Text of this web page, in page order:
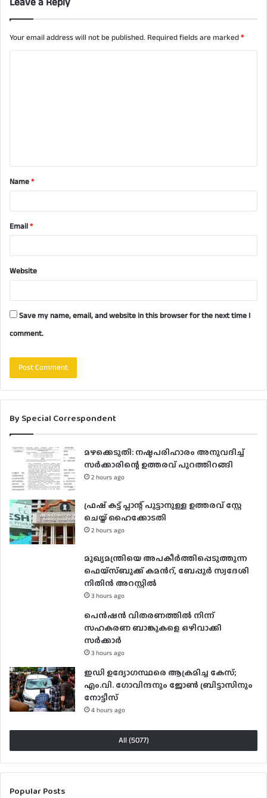
Your email address will not be published. Required fields are marked*
t
*Name*
Email*
Website
Save my name, email, and website in this browser for the next time I
comment.
By Special Correspondent
മഴക്കെടുതി: നഷ്ടപരിഹാരം അനുവദിച്ച്
സർക്കാരിന്റെ ഉത്തരവ് പുറത്തിറങ്ങി
2 hours ago
ഫ്രഷ് കട്ട് പ്ലാന്റ് പൂട്ടാനുള്ള ഉത്തരവ് സ്റ്റേ
ചെയ്ത് ഹൈക്കോടതി
2 hours ago
മുഖ്യമന്ത്രിയെ അപകീർത്തിപ്പെടുത്തുന്ന
ഫെയ്സ്ബുക്ക് കമന്‍റ്, ബേപ്പൂർ സ്വദേശി
നിതിൻ അറസ്റ്റിൽ
3 hours ago
പെൻഷൻ വിതരണത്തിൽ നിന്ന്
സഹകരണ ബാങ്കുകളെ ഒഴിവാക്കി
സർക്കാർ
3 hours ago
ഇഡി ഉദ്യോഗസ്ഥരെ ആക്രമിച്ച കേസ്;
എം.വി. ഗോവിന്ദനും ജോൺ ബ്രിട്ടാസിനും
നോട്ടീസ്
4 hours ago
All (5077)
Popular Posts